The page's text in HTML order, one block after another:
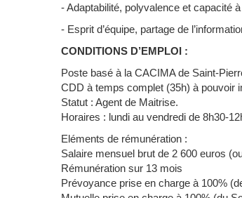
- Adaptabilité, polyvalence et capacité
- Esprit d’équipe, partage de
CONDITIONS D’EMPLOI :
Poste basé à la CACIMA de Saint-
CDD à temps complet (35h) à pouvoir
Statut : Agent de Maitrise.
Horaires : lundi au vendredi de 8h30-
Eléments de rémunération :
Salaire mensuel brut de 2 600 euros
Rémunération sur 13 mois
Prévoyance prise en charge à 100%